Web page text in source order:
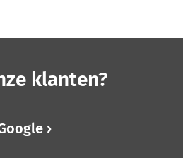
klanten?